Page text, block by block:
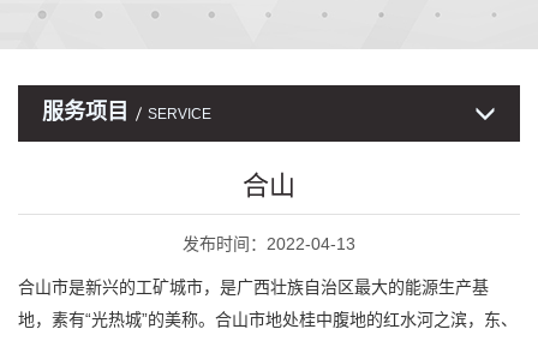
服务项目 SERVICE
合山
发布时间：2022-04-13
合山市是新兴的工矿城市，是广西壮族自治区最大的能源生产基
地，素有“光热城”的美称。合山市地处桂中腹地的红水河之滨，东、